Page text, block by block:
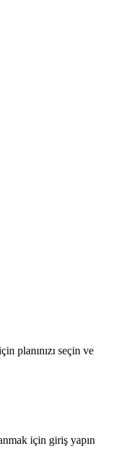
planınızı seçin ve
için giriş yapın